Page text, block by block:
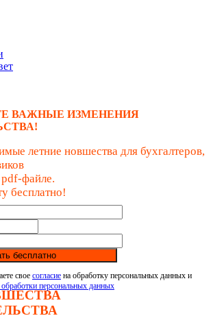
ВАЖНЫЕ ИЗМЕНЕНИЯ
летние новшества для бухгалтеров,
файле.
бесплатно!
бесплатно
свое согласие на обработку персональных данных и
персональных данных